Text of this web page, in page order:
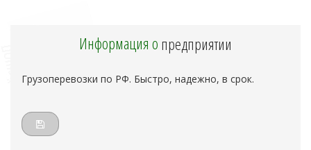
Информация опредприятии
Грузоперевозки по РФ. Быстро, надежно, в срок.